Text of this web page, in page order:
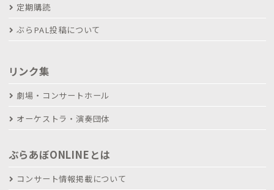
定期購読
ぶらPAL投稿について
リンク集
劇場・コンサートホール
オーケストラ・演奏団体
ぶらあぼONLINEとは
コンサート情報掲載について